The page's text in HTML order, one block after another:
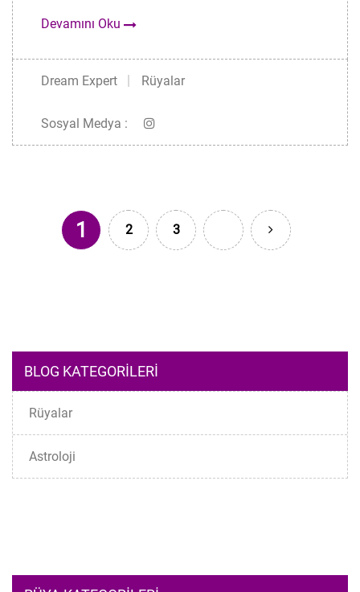
Devamını Oku
Dream Expert Rüyalar
Sosyal Medya :
1 2 3
BLOG KATEGORILERI
Rüyalar
Astroloji